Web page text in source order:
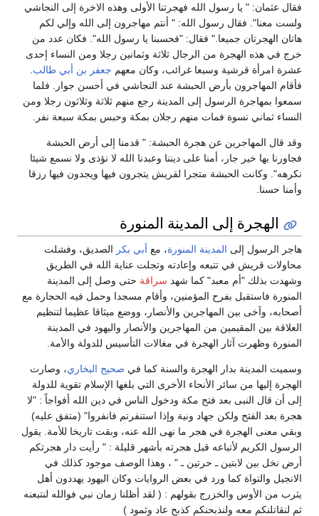
فقال عثمان: " يا رسول الله فهجرتنا الأولى وهذه الاخرة إلى النجاشي
ولست معنا". فقال رسول الله: " أنتم مهاجرون إلى الله وإلي لكم
هاتان الهجرتان جميعا." فقال: "فحسبنا يا رسول الله". فكان عدد من
خرج في هذه الهجرة من الرجال ثلاثة وثمانين رجلا ومن النساء إحدى
عشرة امرأة قرشية وسبعا غرائب، وكان معهم جعفر بن أبي طالب
فأقام المهاجرون بأرض الحبشة عند النجاشي في أحسن جوار. فلما
سمعوا بمهاجرة الرسول إلى المدينة رجع منهم ثلاثة وثلاثون رجلا ومن
النساء ثماني نسوة فمات منهم رجلان بمكة وحبس بمكة سبعة نفر.
وقد قال المهاجرين عن هجرة الحبشة: " قدمنا إلى أرض الحبشة
فجاورنا بها خير جار، أمنا على ديننا وعبدنا الله لا نؤذى ولا نسمع شيئا
نكرهه". وكانت الحبشة متجرا لقريش يتجرون فيها ويجدون فيها رزقا
وأمنا حسنا.
الهجرة إلى المدينة المنورة
هاجر الرسول إلى المدينة المنورة، مع أبي بكر الصديق، وفشلت
محاولات قريش في تتبعه وإعادته وتجلت عناية الله في الطريق
وشهدت بذلك "أم معبد" كما شهد سراقة حتى وصل إلى المدينة
المنورة فاستقبل بفرح المؤمنين، وأقام مسجدا وحمل فيه الحجارة مع
أصحابه، وآخى بين المهاجرين والأنصار، ووضع ميثاقا عظيما لتنظيم
العلاقة بين المقيمين من المهاجرين والأنصار واليهود في المدينة
المنورة وظهرت آثار الهجرة في مغالات التأسيس للدولة والأمة.
وسميت المدينة بدار الهجرة والسنة كما في صحيح البخاري، وصارت
الهجرة إليها من سائر الأنحاء الأخرى التي بلغها الإسلام تقوية للدولة
إلى أن قال النبى بعد فتح مكة ودخول الناس في دين الله أفواجاً : "لا
هجرة بعد الفتح ولكن جهاد ونية وإذا استنفرتم فانفروا" (متفق عليه)
وبقي معنى الهجرة في هجر ما نهى الله عنه، وبقت تاريخا للأمة. يقول
الرسول الكريم لأتباعه قبل هجرته بأشهر قليلة : " رأيت دار هجرتكم
أرض نخل بين لابتين ـ حرتين ـ " ، وهذا الوصف موجود كذلك في
الانجيل والتواة كما ورد في بعض الروايات وكان اليهود يهددون أهل
يثرب من الأوس والخزرج بقولهم : ( لقد أظلنا زمان نبي فوالله لنتبعنه
ثم لنقاتلنكم معه ولنذبحنكم كذبح عاد وثمود )